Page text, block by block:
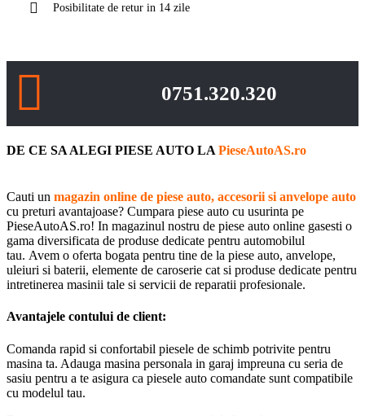
Posibilitate de retur in 14 zile
0751.320.320
DE CE SA ALEGI PIESE AUTO LA PieseAutoAS.ro
Cauti un magazin online de piese auto, accesorii si anvelope auto
cu preturi avantajoase? Cumpara piese auto cu usurinta pe
PieseAutoAS.ro! In magazinul nostru de piese auto online gasesti o
gama diversificata de produse dedicate pentru automobilul
tau. Avem o oferta bogata pentru tine de la piese auto, anvelope,
uleiuri si baterii, elemente de caroserie cat si produse dedicate pentru
intretinerea masinii tale si servicii de reparatii profesionale.
Avantajele contului de client:
Comanda rapid si confortabil piesele de schimb potrivite pentru
masina ta. Adauga masina personala in garaj impreuna cu seria de
sasiu pentru a te asigura ca piesele auto comandate sunt compatibile
cu modelul tau.